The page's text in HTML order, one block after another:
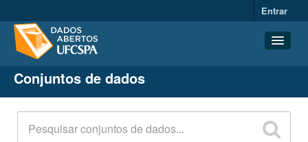
Entrar
Conjuntos de dados
Organizações
Grupos
Conjuntos de dados